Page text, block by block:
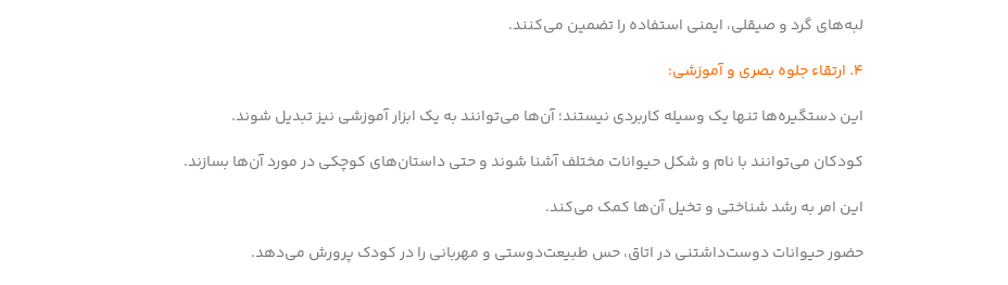
لبه‌های گرد و صیقلی، ایمنی استفاده را تضمین می‌کنند.
4. ارتقاء جلوه بصری و آموزشی:
این دستگیره‌ها تنها یک وسیله کاربردی نیستند؛ آن‌ها می‌توانند به یک ابزار آموزشی نیز تبدیل شوند.
کودکان می‌توانند با نام و شکل حیوانات مختلف آشنا شوند و حتی داستان‌های کوچکی در مورد آن‌ها بسازند.
این امر به رشد شناختی و تخیل آن‌ها کمک می‌کند.
حضور حیوانات دوست‌داشتنی در اتاق، حس طبیعت‌دوستی و مهربانی را در کودک پرورش می‌دهد.